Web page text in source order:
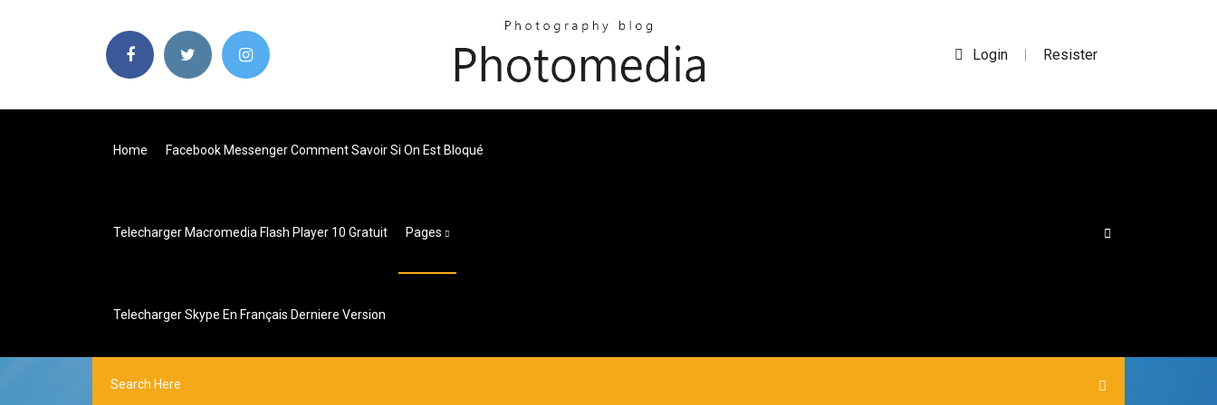
Login | Resister
Home Facebook Messenger Comment Savoir Si On Est Bloqué
Telecharger Macromedia Flash Player 10 Gratuit Pages
Telecharger Skype En Français Derniere Version